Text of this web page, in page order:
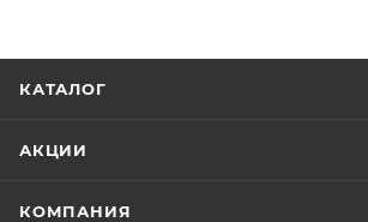
КАТАЛОГ
АКЦИИ
КОМПАНИЯ